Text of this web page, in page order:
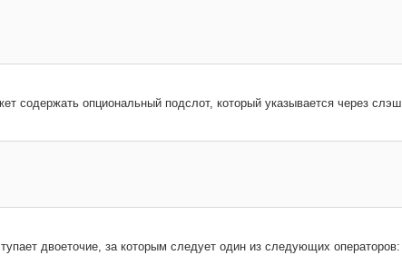
содержать опциональный подслот, который указывается через слэш
двоеточие, за которым следует один из следующих операторов: